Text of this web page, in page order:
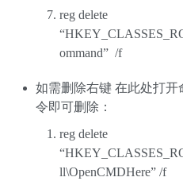
reg delete
ommand” /f
如需删除右键 在此处打
令即可删除：
reg delete
ll\OpenCMDHere” /f